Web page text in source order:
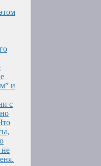
и
с
но
,
не